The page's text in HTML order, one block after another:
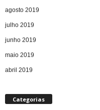
agosto 2019
julho 2019
junho 2019
maio 2019
abril 2019
Categorias